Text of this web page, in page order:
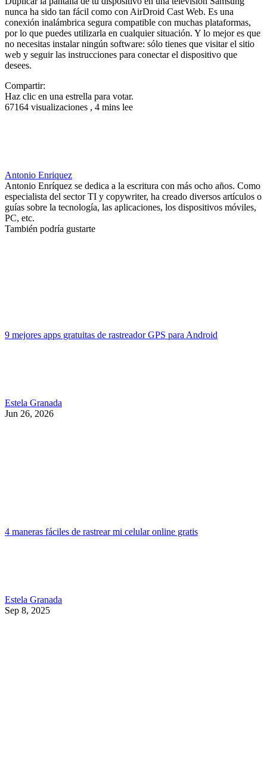
nunca ha sido tan fácil como con AirDroid Cast Web. Es una
conexión inalámbrica segura compatible con muchas plataformas,
por lo que puedes utilizarla en cualquier situación. Y lo mejor es que
no necesitas instalar ningún software: sólo tienes que visitar el sitio
web y seguir las instrucciones para conectar el dispositivo que
desees.
Compartir:
Haz clic en una estrella para votar.
67164 visualizaciones , 4 mins lee
Antonio Enriquez
Antonio Enríquez se dedica a la escritura con más ocho años. Como
especialista del sector TI y copywriter, ha creado diversos artículos o
guías sobre la tecnología, las aplicaciones, los dispositivos móviles,
PC, etc.
También podría gustarte
9 mejores apps gratuitas de rastreador GPS para Android
Estela Granada
Jun 26, 2026
4 maneras fáciles de rastrear mi celular online gratis
Estela Granada
Sep 8, 2025